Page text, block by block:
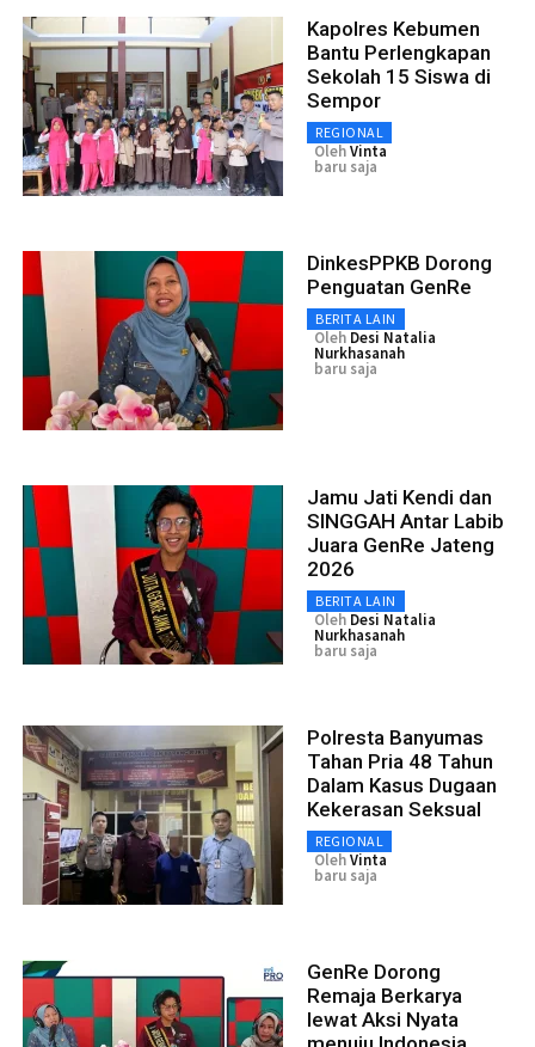
Kapolres Kebumen
Bantu Perlengkapan
Sekolah 15 Siswa di
Sempor
REGIONAL
OlehVinta
baru saja
DinkesPPKB Dorong
Penguatan GenRe
BERITA LAIN
Oleh Desi Natalia
Nurkhasanah
baru saja
Jamu Jati Kendi dan
SINGGAH Antar Labib
Juara GenRe Jateng
2026
BERITA LAIN
Oleh Desi Natalia
Nurkhasanah
baru saja
Polresta Banyumas
Tahan Pria 48 Tahun
Dalam Kasus Dugaan
Kekerasan Seksual
REGIONAL
OlehVinta
baru saja
GenRe Dorong
Remaja Berkarya
lewat Aksi Nyata